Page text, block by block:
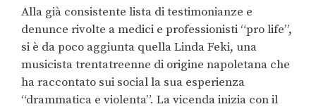
Alla già consistente lista di testimonianze e
denunce rivolte a medici e professionisti “pro life”,
si è da poco aggiunta quella Linda Feki, una
musicista trentatreenne di origine napoletana che
ha raccontato sui social la sua esperienza
“drammatica e violenta”. La vicenda inizia con il